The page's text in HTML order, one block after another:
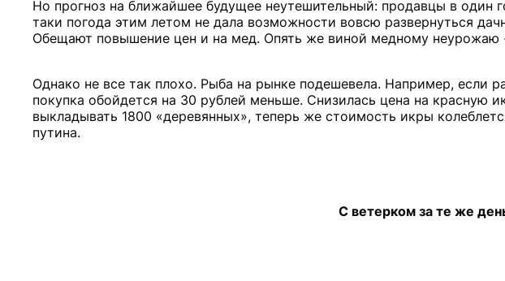
Но прогноз на ближайшее будущее неутешительный: продавцы в один
таки погода этим летом не дала возможности вовсю развернуться
Обещают повышение цен и на мед. Опять же виной медному неурожаю
Однако не все так плохо. Рыба на рынке подешевела. Например, если
покупка обойдется на 30 рублей меньше. Снизилась цена на красную
выкладывать 1800 «деревянных», теперь же стоимость икры
путина.
С ветерком за те же